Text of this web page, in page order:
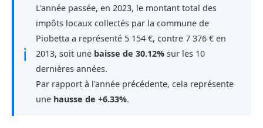
ℹ
L'année passée, en 2023, le montant total des
impôts locaux collectés par la commune de
Piobetta a représenté 5 154 €, contre 7 376 € en
2013, soit une baisse de 30.12% sur les 10
dernières années.
Par rapport à l'année précédente, cela représente
une hausse de +6.33%.